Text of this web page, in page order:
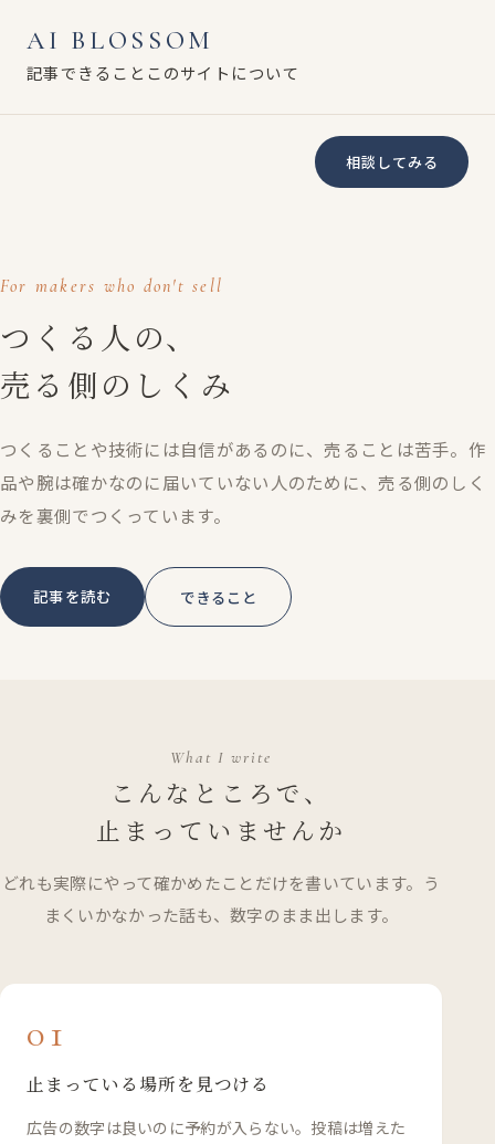
AI BLOSSOM
記事できること このサイトについて
相談してみる
For makers who don't sell
つくる人の、
売る側のしくみ
つくることや技術には自信があるのに、売ることは苦手。作
品や腕は確かなのに届いていない人のために、売る側のしく
みを裏側でつくっています。
記事を読む できること
AI BLOSSOM
What I write
こんなところで、
止まっていませんか
どれも実際にやって確かめたことだけを書いています。う
まくいかなかった話も、数字のまま出します。
01
止まっている場所を見つける
広告の数字は良いのに予約が入らない。投稿は増えた